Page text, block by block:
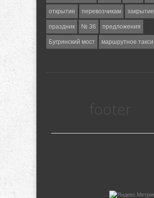
открытие перевозчикам закрытие
праздник № 36 предложения
Бугринский мост маршрутное такси
footer